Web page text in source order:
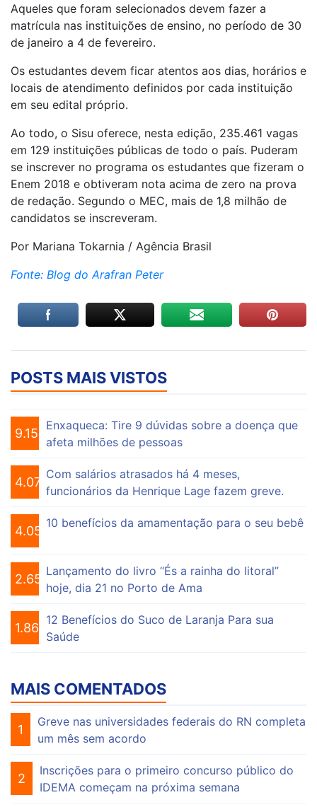
Aqueles que foram selecionados devem fazer a
matrícula nas instituições de ensino, no período de 30
de janeiro a 4 de fevereiro.
Os estudantes devem ficar atentos aos dias, horários e
locais de atendimento definidos por cada instituição
em seu edital próprio.
Ao todo, o Sisu oferece, nesta edição, 235.461 vagas
em 129 instituições públicas de todo o país. Puderam
se inscrever no programa os estudantes que fizeram o
Enem 2018 e obtiveram nota acima de zero na prova
de redação. Segundo o MEC, mais de 1,8 milhão de
candidatos se inscreveram.
Por Mariana Tokarnia / Agência Brasil
Fonte: Blog do Arafran Peter
POSTS MAIS VISTOS
9.156
Enxaqueca: Tire 9 dúvidas sobre a doença que
afeta milhões de pessoas
4.076
Com salários atrasados há 4 meses,
funcionários da Henrique Lage fazem greve.
4.056
10 benefícios da amamentação para o seu bebê
2.655
Lançamento do livro “És a rainha do litoral”
hoje, dia 21 no Porto de Ama
1.864
12 Benefícios do Suco de Laranja Para sua
Saúde
MAIS COMENTADOS
1
Greve nas universidades federais do RN completa
um mês sem acordo
2
Inscrições para o primeiro concurso público do
IDEMA começam na próxima semana